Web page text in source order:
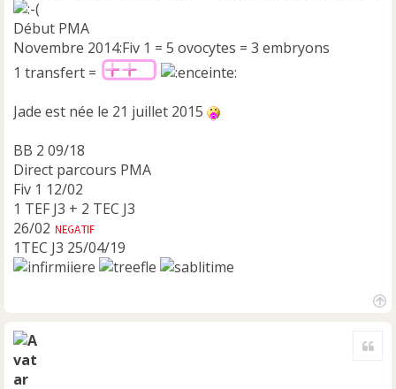
Début PMA
Novembre 2014:Fiv 1 = 5 ovocytes = 3 embryons
1 transfert =
Jade est née le 21 juillet 2015
BB 2 09/18
Direct parcours PMA
Fiv 1 12/02
1 TEF J3 + 2 TEC J3
26/02
1TEC J3 25/04/19